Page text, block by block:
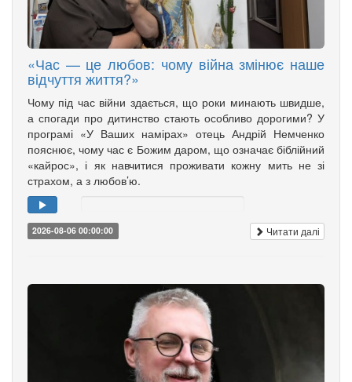
«Час — це любов: чому війна змінює наше
відчуття життя?»
Чому під час війни здається, що роки минають швидше,
а спогади про дитинство стають особливо дорогими? У
програмі «У Ваших намірах» отець Андрій Немченко
пояснює, чому час є Божим даром, що означає біблійний
«кайрос», і як навчитися проживати кожну мить не зі
страхом, а з любов’ю.
2026-08-06 00:00:00 Читати далі